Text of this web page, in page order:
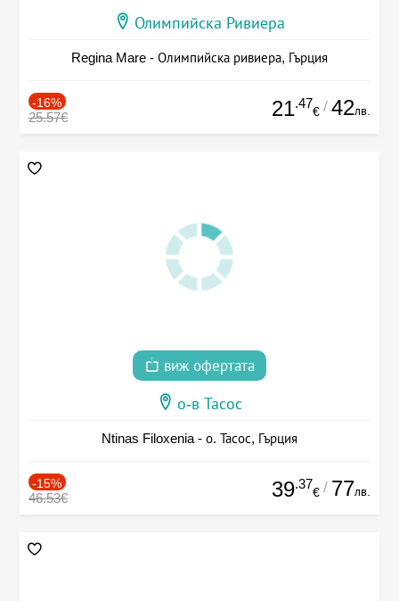
Олимпийска Ривиера
Regina Mare - Олимпийска ривиера, Гърция
-16%
25.57€ 21.47
€ / 42лв.
виж офертата
о-в Тасос
Ntinas Filoxenia - о. Тасос, Гърция
-15%
46.53€ 39.37
€ / 77лв.